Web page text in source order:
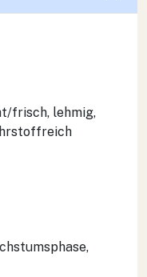
frisch, lehmig,